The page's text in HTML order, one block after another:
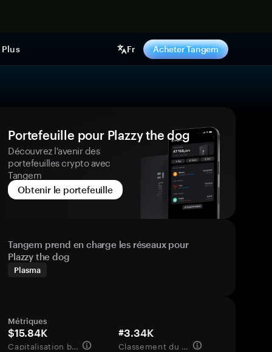
Plus Fr Acheter Tangem
Portefeuille pour Plazzy the dog
Découvrez l'avenir des
portefeuilles crypto avec
Tangem
Obtenir le portefeuille
Tangem prend en charge les réseaux pour
Plazzy the dog
Plasma
Métriques
$15.84K
Capitalisation boursière
#3.34K
Classement du marché